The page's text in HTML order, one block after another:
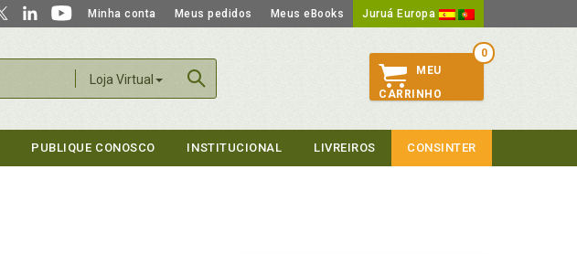
Minha conta Meus pedidos Meus eBooks Juruá Europa
Loja Virtual
0
MEU
CARRINHO
PUBLIQUE CONOSCO INSTITUCIONAL LIVREIROS CONSINTER